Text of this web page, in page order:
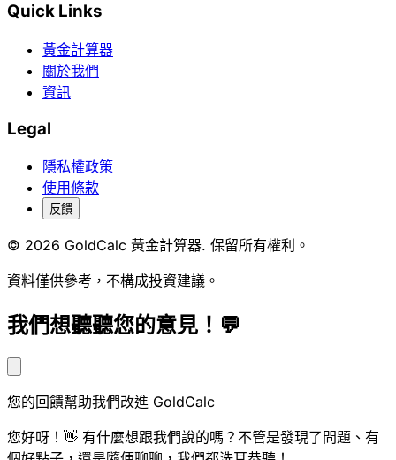
Quick Links
黃金計算器
關於我們
資訊
Legal
隱私權政策
使用條款
反饋
© 2026 GoldCalc 黃金計算器. 保留所有權利。
資料僅供參考，不構成投資建議。
我們想聽聽您的意見！💬
您的回饋幫助我們改進 GoldCalc
您好呀！👋 有什麼想跟我們說的嗎？不管是發現了問題、有